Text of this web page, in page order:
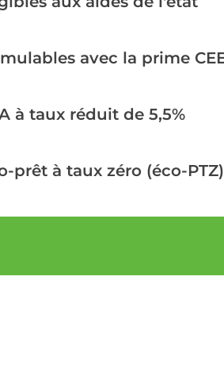
avec la prime
à taux réduit de 5,5%
prêt à taux zéro (éco-PTZ)